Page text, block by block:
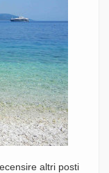
altri posti